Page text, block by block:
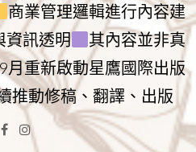
商業管理邏輯進行內容建
資訊透明
其內容並非真
月重新啟動星鷹國際出版
推動修稿、翻譯、出版
Facebook
Instagram